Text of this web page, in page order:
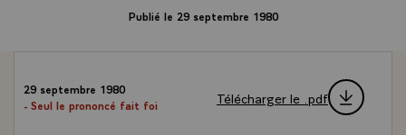
Publié le 29 septembre 1980
29 septembre 1980
- Seul le prononcé fait foi
Télécharger le .pdf